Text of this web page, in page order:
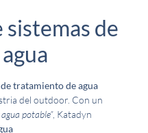
de
tratamiento de agua
del outdoor. Con un
potable”, Katadyn